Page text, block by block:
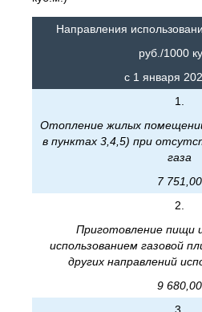
Направления
руб./1000
с 1 января
1.
Отопление жилых
в пунктах 3,4,5) при
газа
7 751,00
2.
Приготовление пищи
использованием газовой
других направлений
9 680,00